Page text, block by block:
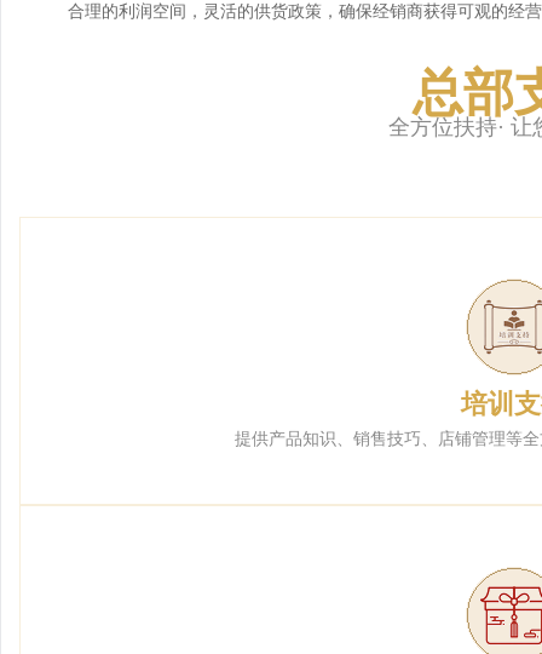
合理的利润空间，灵活的供货政策，确保经销商获得可观的经
总部
全方位扶持· 让
培训
提供产品知识、销售技巧、店铺管理等